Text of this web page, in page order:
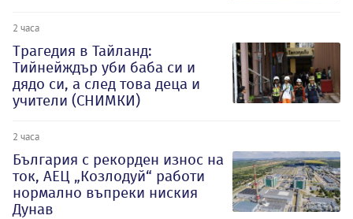
2 часа
Трагедия в Тайланд:
Тийнейждър уби баба си и
дядо си, а след това деца и
учители (СНИМКИ)
2 часа
България с рекорден износ на
ток, АЕЦ „Козлодуй“ работи
нормално въпреки ниския
Дунав